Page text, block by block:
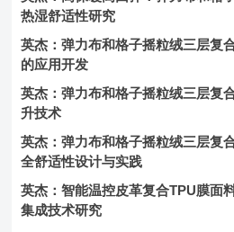
热湿舒适性研究
英杰：弹力布和格子摇粒绒三层复
的应用开发
英杰：弹力布和格子摇粒绒三层复
升技术
英杰：弹力布和格子摇粒绒三层复
全舒适性设计与实践
英杰：智能温控皮革复合TPU膜面
集成技术研究